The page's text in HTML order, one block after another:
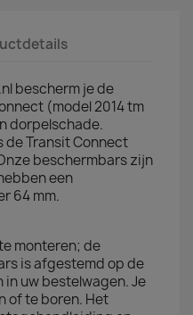
bescherm je de
(model 2014 tm
dorpelschade.
de Transit Connect
beschermbars zijn
een
64 mm.
monteren; de
is afgestemd op de
uw bestelwagen. Je
of te boren. Het